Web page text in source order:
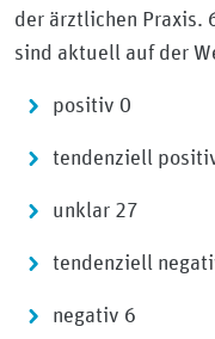
der ärztlichen Praxis.
sind aktuell auf der
positiv 0
tendenziell
unklar 27
tendenziell
negativ 6